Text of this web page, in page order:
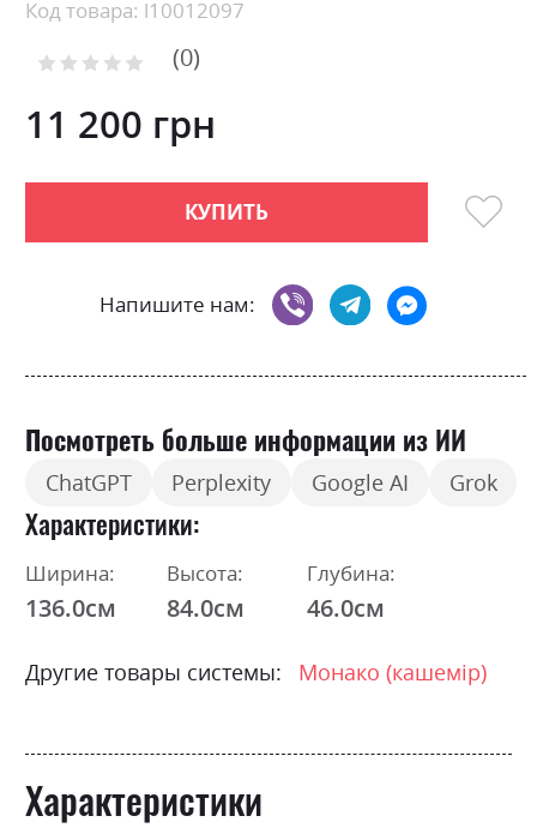
the
of
the
gallery
Код товара: l10012097
Рейтинг: 0
11 200 грн
КУПИТЬ
Напишите нам:
Посмотреть больше информации из ИИ
ChatGPT Perplexity Google AI Grok
Характеристики
Ширина:
136.0см
Высота:
84.0см
Глубина:
46.0см
Другие товары системы: Монако (кашемір)
Характеристики